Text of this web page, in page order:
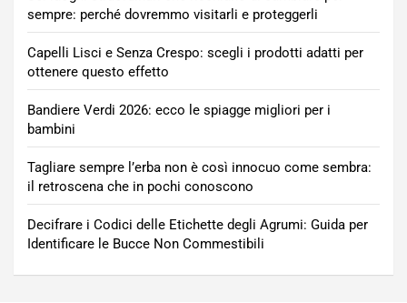
sempre: perché dovremmo visitarli e proteggerli
Capelli Lisci e Senza Crespo: scegli i prodotti adatti per
ottenere questo effetto
Bandiere Verdi 2026: ecco le spiagge migliori per i
bambini
Tagliare sempre l’erba non è così innocuo come sembra:
il retroscena che in pochi conoscono
Decifrare i Codici delle Etichette degli Agrumi: Guida per
Identificare le Bucce Non Commestibili